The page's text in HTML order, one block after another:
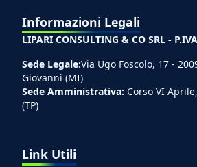
Informazioni Legali
LIPARI CONSULTING & CO SRL -
Sede Legale:Via Ugo Foscolo, 17 -
Giovanni (MI)
Sede Amministrativa: Corso VI
(TP)
Link Utili